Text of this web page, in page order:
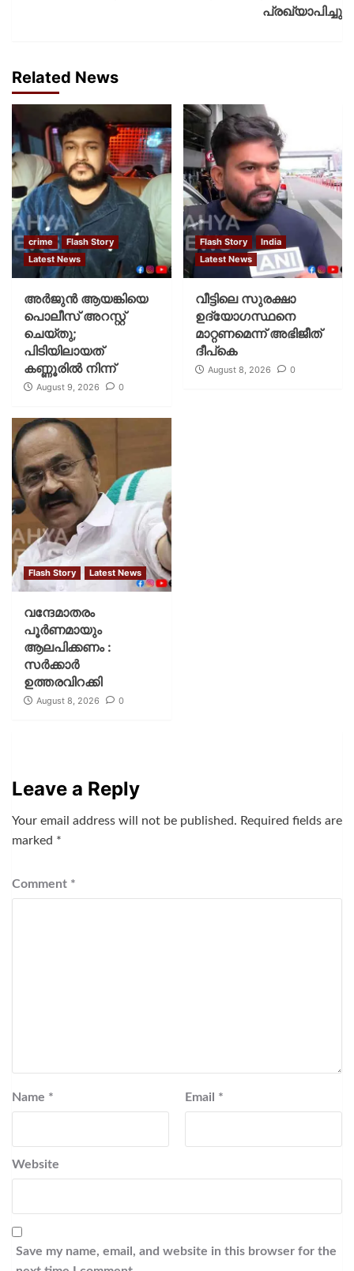
പ്രഖ്യാപിച്ചു
Related News
crime
Flash Story
Latest News
അർജുൻ ആയങ്കിയെ
പൊലീസ് അറസ്റ്റ്
ചെയ്‌തു;
പിടിയിലായത്
കണ്ണൂരിൽ നിന്ന്
August 9, 2026 0
Flash Story
India
Latest News
വീട്ടിലെ സുരക്ഷാ
ഉദ്യോഗസ്ഥനെ
മാറ്റണമെന്ന് അഭിജീത്
ദീപ്‌കെ
August 8, 2026 0
Flash Story Latest News
വന്ദേമാതരം
പൂര്‍ണമായും
ആലപിക്കണം :
സര്‍ക്കാര്‍
ഉത്തരവിറക്കി
August 8, 2026 0
Leave a Reply
Your email address will not be published. Required fields are
marked *
Comment *
Name * Email *
Website
Save my name, email, and website in this browser for the